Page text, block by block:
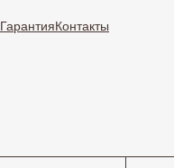
ГарантияКонтакты